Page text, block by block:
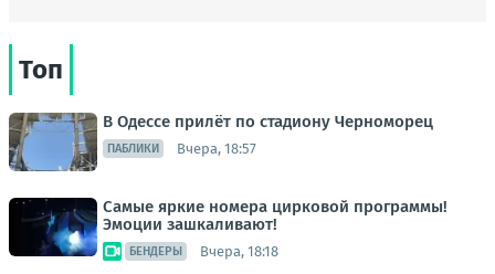
Топ
В Одессе прилёт по стадиону Черноморец
ПАБЛИКИ Вчера, 18:57
Самые яркие номера цирковой программы!
Эмоции зашкаливают!
БЕНДЕРЫ Вчера, 18:18